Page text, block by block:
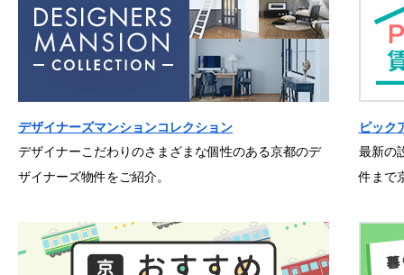
デザイナーズマンションコレクション
デザイナーこだわりのさまざまな個性のある京都のデ
ザイナーズ物件をご紹介。
ピック
最新の
件まで